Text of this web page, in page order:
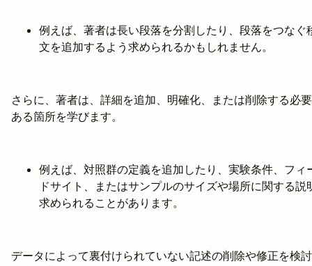
例えば、著者は長い段落を分割したり、段落をつなぐ
文を追加するよう求められるかもしれません。
さらに、著者は、詳細を追加、明確化、または削除する必
ある箇所を学びます。
例えば、対照群の定義を追加したり、実験条件、フィ
ドサイト、またはサンプルのサイズや場所に関する説
求められることがあります。
データによって裏付けられていない記述の削除や修正を検